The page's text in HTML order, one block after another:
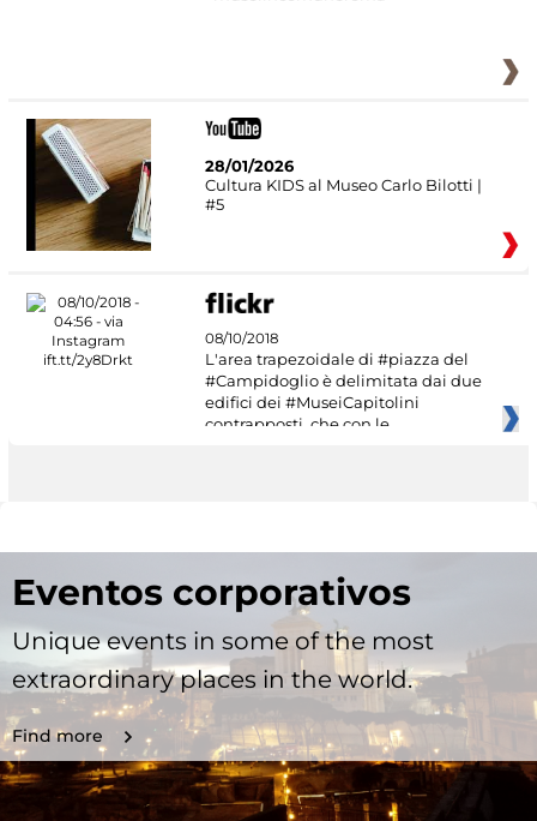
28/01/2026
Cultura KIDS al Museo Carlo Bilotti |
#5
08/10/2018
L'area trapezoidale di #piazza del
#Campidoglio è delimitata dai due
edifici dei #MuseiCapitolini
contrapposti, che con le
Eventos corporativos
Unique events in some of the most
extraordinary places in the world.
Find more